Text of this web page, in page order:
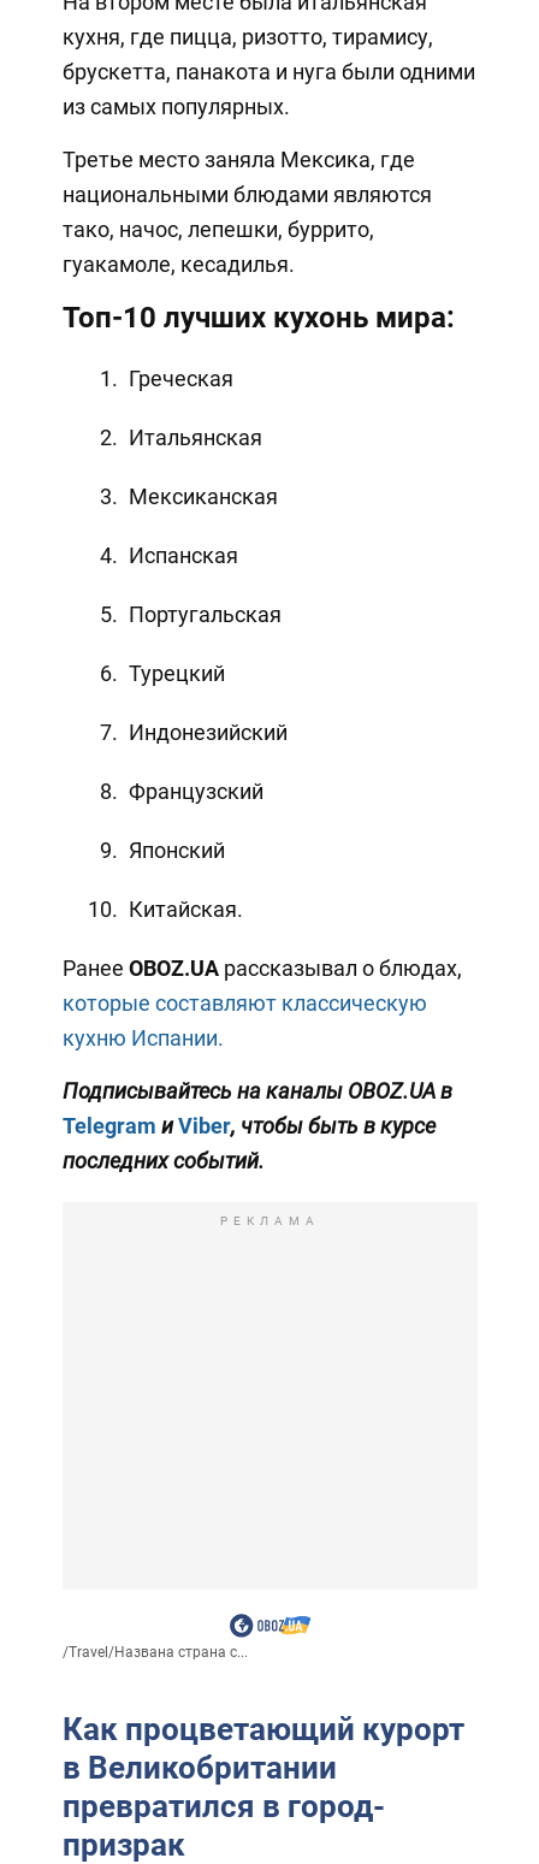
кухня, где пицца, ризотто, тирамису,
брускетта, панакота и нуга были одними
из самых популярных.
Третье место заняла Мексика, где
национальными блюдами являются
тако, начос, лепешки, буррито,
гуакамоле, кесадилья.
Топ-10 лучших кухонь мира:
Греческая
Итальянская
Мексиканская
Испанская
Португальская
Турецкий
Индонезийский
Французский
Японский
Китайская.
Ранее OBOZ.UA рассказывал о блюдах,
которые составляют классическую
кухню Испании.
Подписывайтесь на каналы OBOZ.UA в
Telegram иViber, чтобы быть в курсе
последних событий.
РЕКЛАМА
/Travel/Названа страна с...
Как процветающий курорт
в Великобритании
превратился в город-
призрак